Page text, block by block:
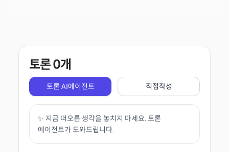
토론0개
토론 AI에이전트 직접작성
✨ 지금 떠오른 생각을 놓치지 마세요. 토론
에이전트가 도와드립니다.